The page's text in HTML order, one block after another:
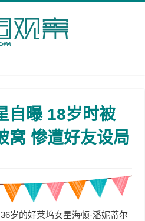
自曝 18岁时被
窝 惨遭好友设局
岁的好莱坞女星海顿·潘妮蒂尔